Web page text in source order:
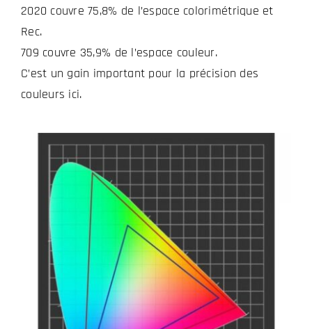
2020 couvre 75,8% de l’espace colorimétrique et
Rec.
709 couvre 35,9% de l’espace couleur.
C’est un gain important pour la précision des
couleurs ici.